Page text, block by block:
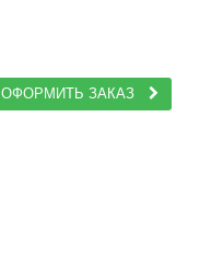
ОФОРМИТЬ ЗАКАЗ